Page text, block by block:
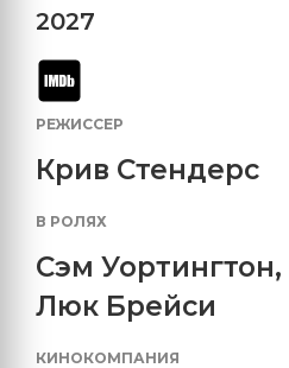
2027
РЕЖИССЕР
Крив Стендерс
В РОЛЯХ
Сэм Уортингтон,
Люк Брейси
КИНОКОМПАНИЯ